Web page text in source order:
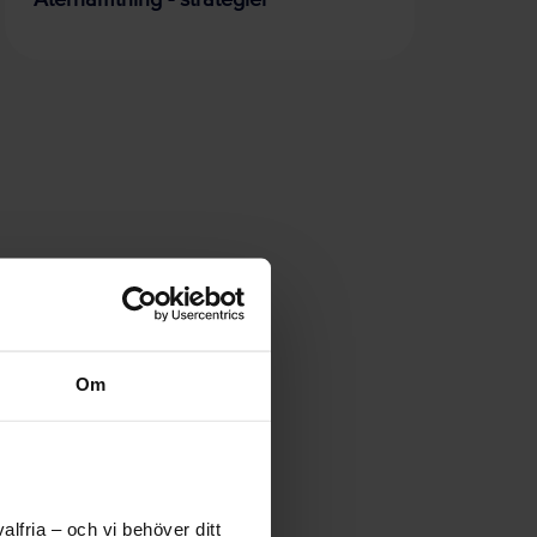
Om
– och vi behöver ditt